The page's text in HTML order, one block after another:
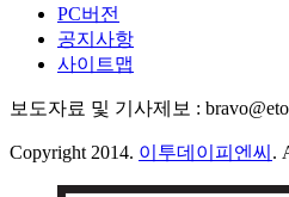
PC버전
공지사항
사이트맵
보도자료 및 기사제보 :
Copyright 2014. 이투데이피엔씨 .